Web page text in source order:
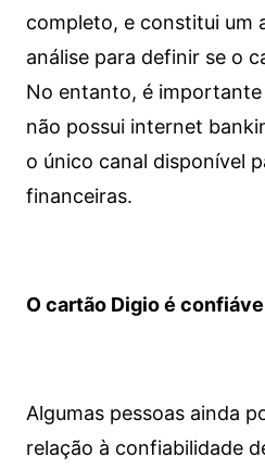
completo, e constitui um
análise para definir se o
No entanto, é
não possui internet
o único canal disponível
financeiras.
O cartão Digio é
Algumas pessoas ainda
relação à confiabilidade